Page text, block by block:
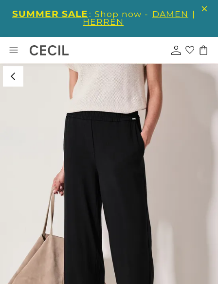
SUMMER SALE : Shop now - DAMEN |
HERREN